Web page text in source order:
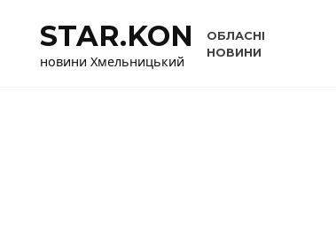
вмістуSTAR.KON
новини Хмельницький
ОБЛАСНІ
НОВИНИ